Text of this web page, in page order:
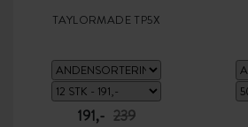
TAYLORMADE TP5X
191,- 239